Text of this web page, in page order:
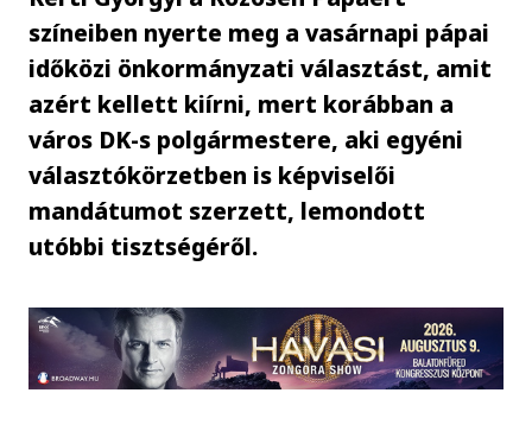
színeiben nyerte meg a vasárnapi pápai
időközi önkormányzati választást, amit
azért kellett kiírni, mert korábban a
város DK-s polgármestere, aki egyéni
választókörzetben is képviselői
mandátumot szerzett, lemondott
utóbbi tisztségéről.